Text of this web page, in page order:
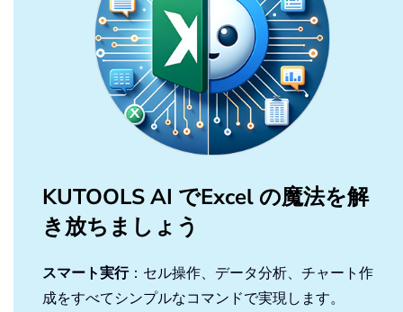
KUTOOLS AI でExcel の魔法を解
き放ちましょう
スマート実行：セル操作、データ分析、チャート作
成をすべてシンプルなコマンドで実現します。